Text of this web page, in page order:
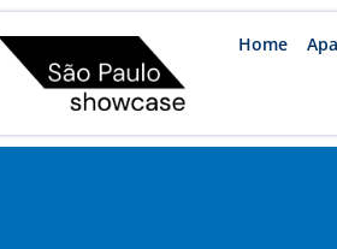
Home